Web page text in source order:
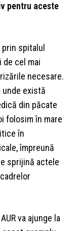
pentru aceste
spitalul
de cel mai
necesare.
unde există
din păcate
folosim în mare
în
împreună
sprijină actele
va ajunge la